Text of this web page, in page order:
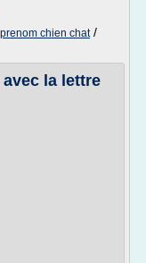
prenom chien chat/
la lettre